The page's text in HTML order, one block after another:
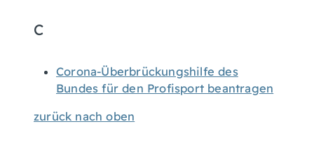
C
Corona-Überbrückungshilfe des
Bundes für den Profisport beantragen
zurück nach oben